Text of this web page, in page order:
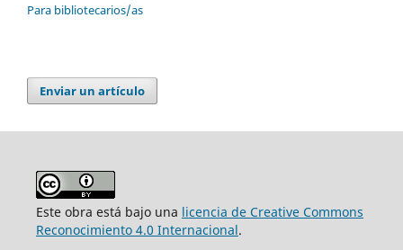
Para bibliotecarios/as
Enviar un artículo
Este obra está bajo una licencia de Creative Commons
Reconocimiento 4.0 Internacional.